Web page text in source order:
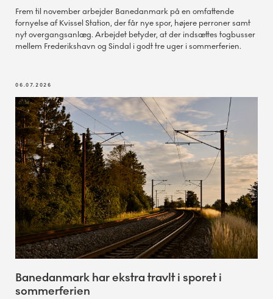
Frem til november arbejder Banedanmark på en omfattende
fornyelse af Kvissel Station, der får nye spor, højere perroner samt
nyt overgangsanlæg. Arbejdet betyder, at der indsættes togbusser
mellem Frederikshavn og Sindal i godt tre uger i sommerferien.
06.07.2026
Banedanmark har ekstra travlt i sporet i
sommerferien